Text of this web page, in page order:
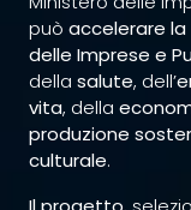
può accelerare
delle Imprese e
della salute, dell’
vita, della
produzione
culturale.